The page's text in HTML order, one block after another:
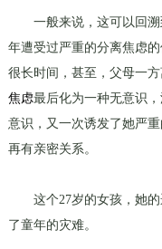
一般来说，这可以回溯
年遭受过严重的分离焦虑
很长时间，甚至，父母一
焦虑最后化为一种无意识
意识，又一次诱发了她严
再有亲密关系。
这个27岁的女孩，她
了童年的灾难。